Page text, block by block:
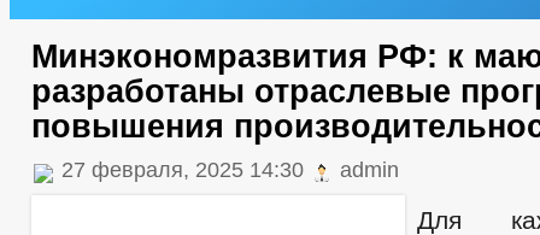
Минэкономразвития РФ: к
разработаны отраслевые
повышения
27 февраля, 2025 14:30 admin
Для